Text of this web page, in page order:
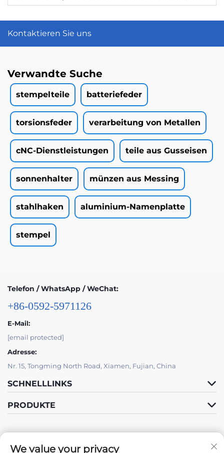
Kontaktieren Sie uns
Verwandte Suche
stempelteile batteriefeder
torsionsfeder verarbeitung von Metallen
cNC-Dienstleistungen teile aus Gusseisen
sonnenhalter münzen aus Messing
stahlhaken aluminium-Namenplatte
stempel
Telefon / WhatsApp / WeChat:
+86-0592-5971126
E-Mail:
[email protected]
Adresse:
Nr. 15, Tongming North Road, Xiamen, Fujian, China
SCHNELLLINKS
PRODUKTE
We value your privacy